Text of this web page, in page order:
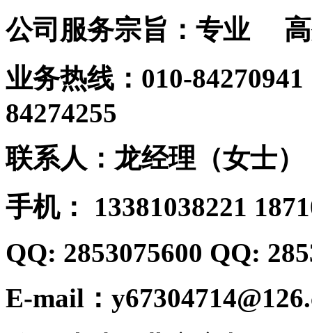
公司服务宗旨：专
业务热线：010-
84274255
联系人：龙经理（女士）
手机： 13381038221
QQ: 2853075600 QQ:
E-mail：